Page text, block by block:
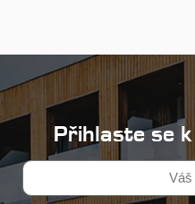
Přihlaste se